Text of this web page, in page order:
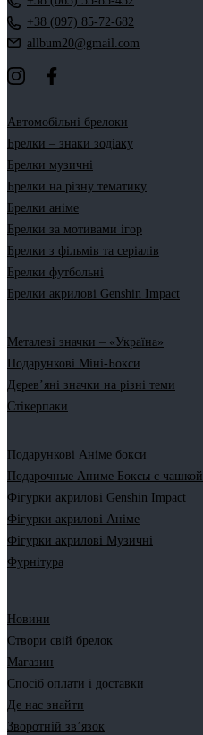
+38 (097) 85-72-682
allbum20@gmail.com
Автомобільні брелоки
Брелки – знаки зодіаку
Брелки музичні
Брелки на різну тематику
Брелки аніме
Брелки за мотивами ігор
Брелки з фільмів та серіалів
Брелки футбольні
Брелки акрилові Genshin Impact
Металеві значки – «Україна»
Подарункові Міні-Бокси
Дерев’яні значки на різні теми
Стікерпаки
Подарункові Аніме бокси
Подарочные Аниме Боксы с чашкой
Фігурки акрилові Genshin Impact
Фігурки акрилові Аніме
Фігурки акрилові Музичні
Фурнітура
Новини
Створи свій брелок
Магазин
Спосіб оплати і доставки
Де нас знайти
Зворотній зв’язок